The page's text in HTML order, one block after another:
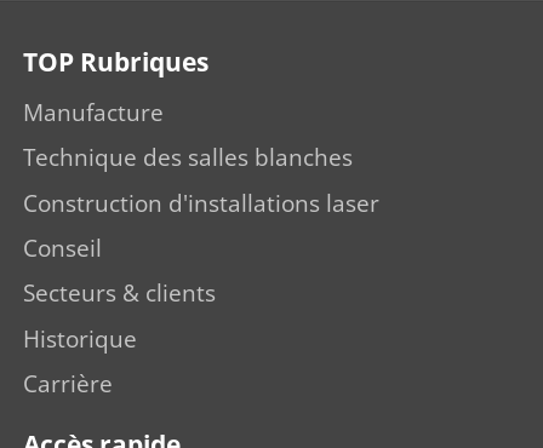
TOP Rubriques
Manufacture
Technique des salles blanches
Construction d'installations laser
Conseil
Secteurs & clients
Historique
Carrière